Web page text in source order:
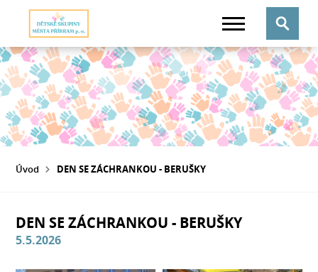
Úvod DEN SE ZÁCHRANKOU - BERUŠKY
DEN SE ZÁCHRANKOU - BERUŠKY
5.5.2026